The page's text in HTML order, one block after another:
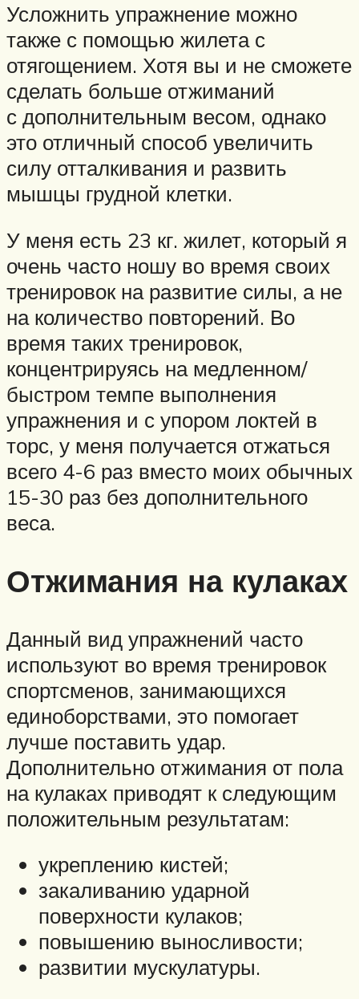
Усложнить упражнение можно
также с помощью жилета с
отягощением. Хотя вы и не сможете
сделать больше отжиманий
с дополнительным весом, однако
это отличный способ увеличить
силу отталкивания и развить
мышцы грудной клетки.
У меня есть 23 кг. жилет, который я
очень часто ношу во время своих
тренировок на развитие силы, а не
на количество повторений. Во
время таких тренировок,
концентрируясь на медленном/
быстром темпе выполнения
упражнения и с упором локтей в
торс, у меня получается отжаться
всего 4-6 раз вместо моих обычных
15-30 раз без дополнительного
веса.
Отжимания на кулаках
Данный вид упражнений часто
используют во время тренировок
спортсменов, занимающихся
единоборствами, это помогает
лучше поставить удар.
Дополнительно отжимания от пола
на кулаках приводят к следующим
положительным результатам:
укреплению кистей;
закаливанию ударной
поверхности кулаков;
повышению выносливости;
развитии мускулатуры.